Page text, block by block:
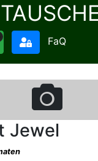
FaQ
Jewel